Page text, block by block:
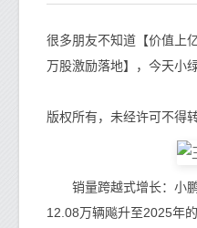
很多朋友不知道【价值上
万股激励落地】，今天小
版权所有，未经许可不得
销量跨越式增长：小鹏
12.08万辆飚升至2025年